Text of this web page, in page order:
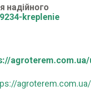
надійного
kreplenie